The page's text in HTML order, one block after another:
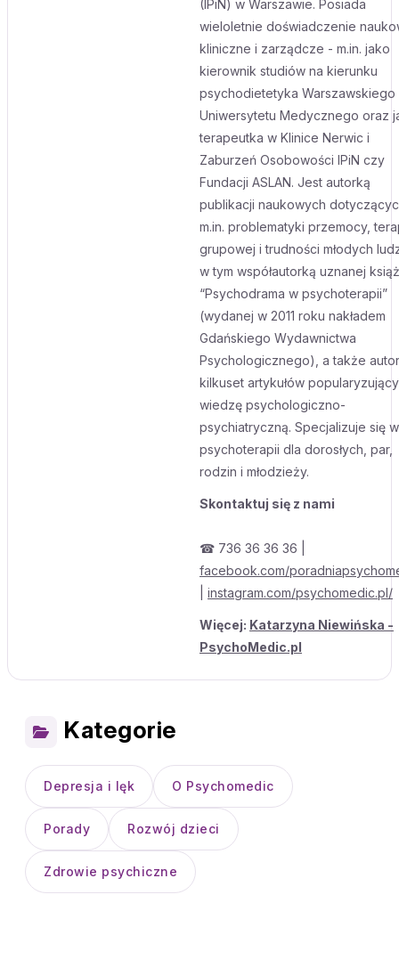
(IPiN) w Warszawie. Posiada
wieloletnie doświadczenie
kliniczne i zarządcze - m.in. jako
kierownik studiów na kierunku
psychodietetyka Warszawskiego
Uniwersytetu Medycznego oraz
terapeutka w Klinice Nerwic i
Zaburzeń Osobowości IPiN czy
Fundacji ASLAN. Jest autorką
publikacji naukowych
m.in. problematyki przemocy,
grupowej i trudności młodych
w tym współautorką uznanej
“Psychodrama w psychoterapii”
(wydanej w 2011 roku nakładem
Gdańskiego Wydawnictwa
Psychologicznego), a także
kilkuset artykułów
wiedzę psychologiczno-
psychiatryczną. Specjalizuje się w
psychoterapii dla dorosłych, par,
rodzin i młodzieży.
Skontaktuj się z nami
☎ 736 36 36 36 |
facebook.com/
instagram.com/psychomedic.pl/
Więcej: Katarzyna Niewińska -
PsychoMedic.pl
Kategorie
Depresja i lęk O Psychomedic
Porady Rozwój dzieci
Zdrowie psychiczne